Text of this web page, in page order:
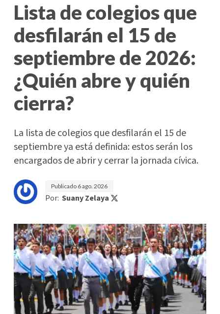
Lista de colegios que
desfilarán el 15 de
septiembre de 2026:
¿Quién abre y quién
cierra?
La lista de colegios que desfilarán el 15 de
septiembre ya está definida: estos serán los
encargados de abrir y cerrar la jornada cívica.
Publicado 6 ago. 2026
Por: Suany Zelaya